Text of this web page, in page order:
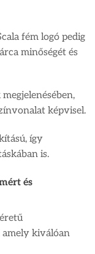
fém logó pedig
minőségét és
képvisel.
így
is.
és
kiválóan